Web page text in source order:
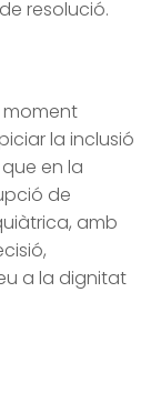
resolució.
moment
la inclusió
en la
de
amb
a la dignitat